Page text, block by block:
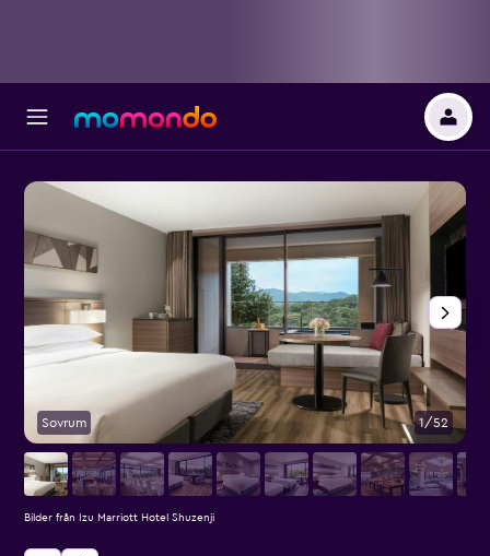
Sovrum 1/52
Bilder från Izu Marriott Hotel Shuzenji